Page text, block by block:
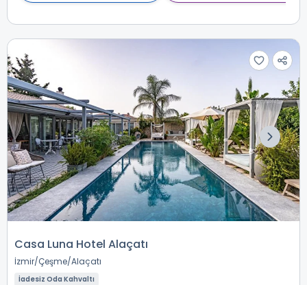
Casa Luna Hotel Alaçatı
İzmir Çeşme Alaçatı
İadesiz Oda Kahvaltı